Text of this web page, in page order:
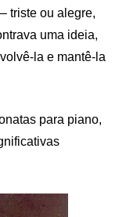
triste ou alegre,
uma ideia,
la e mantê-la
para piano,